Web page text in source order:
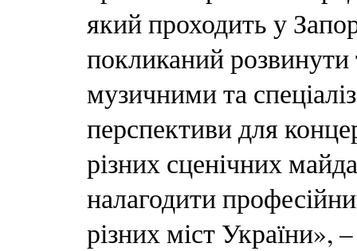
який проходить у
покликаний
музичними та
перспективи для
різних сценічних
налагодити
різних міст України»,